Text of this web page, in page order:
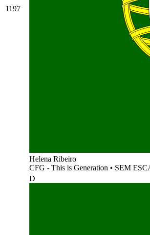
1197
Helena Ribeiro
CFG - This is Generation • SEM
D